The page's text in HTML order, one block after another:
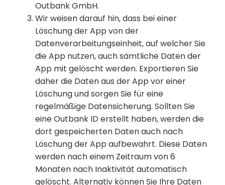
Outbank GmbH.
Wir weisen darauf hin, dass bei einer
Löschung der App von der
Datenverarbeitungseinheit, auf welcher Sie
die App nutzen, auch sämtliche Daten der
App mit gelöscht werden. Exportieren Sie
daher die Daten aus der App vor einer
Löschung und sorgen Sie für eine
regelmäßige Datensicherung. Sollten Sie
eine Outbank ID erstellt haben, werden die
dort gespeicherten Daten auch nach
Löschung der App aufbewahrt. Diese Daten
werden nach einem Zeitraum von 6
Monaten nach Inaktivität automatisch
gelöscht. Alternativ können Sie Ihre Daten